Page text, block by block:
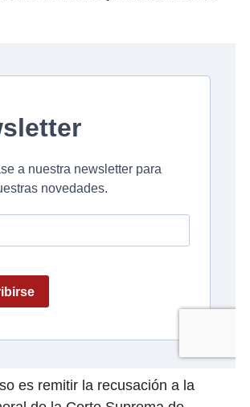
es remitir la recusación a la